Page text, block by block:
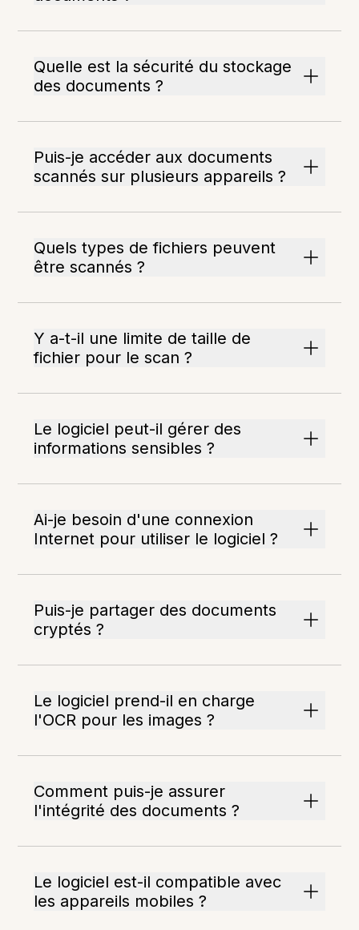
Quelle est la sécurité du stockage
des documents ?
Puis-je accéder aux documents
scannés sur plusieurs appareils ?
Quels types de fichiers peuvent
être scannés ?
Y a-t-il une limite de taille de
fichier pour le scan ?
Le logiciel peut-il gérer des
informations sensibles ?
Ai-je besoin d'une connexion
Internet pour utiliser le logiciel ?
Puis-je partager des documents
cryptés ?
Le logiciel prend-il en charge
l'OCR pour les images ?
Comment puis-je assurer
l'intégrité des documents ?
Le logiciel est-il compatible avec
les appareils mobiles ?